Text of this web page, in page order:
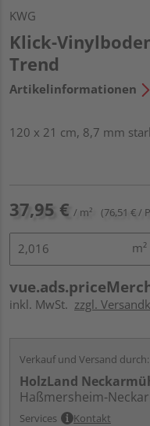
KWG
Klick-
Trend
Artikelinformationen
120 x 21 cm, 8,7 mm
37,95 € / m² (76,51 € /
m²
inkl. MwSt. zzgl.
Verkauf und Versand durch:
HolzLand
Haßmersheim-
Services Kontakt